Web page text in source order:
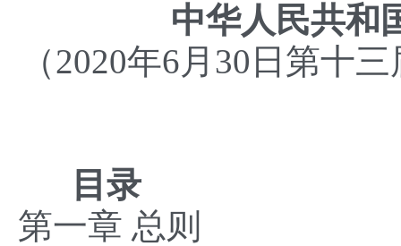
中华人民共和
（2020年6月30日第十
目录
第一章 总则